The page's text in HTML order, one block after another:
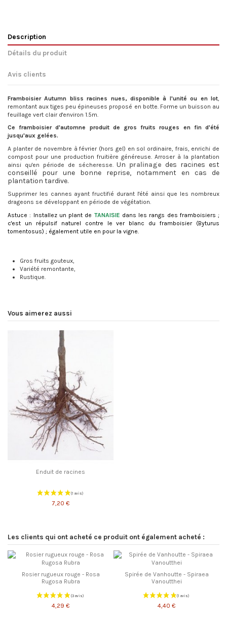
Description
Détails du produit
Avis clients
Framboisier Autumn bliss racines nues, disponible à l'unité ou en lot
remontant aux tiges peu épineuses proposé en botte. Forme un buisson au
feuillage vert clair d'environ 1.5m.
Ce framboisier d'automne produit de gros fruits rouges en fin d'été
jusqu'aux gelées.
A planter de novembre à février (hors gel) en sol ordinaire, frais, enrichi de
compost pour une production fruitière généreuse. Arroser à la plantation
ainsi qu'en période de sécheresse.Un pralinage des racines est
conseillé pour une bonne reprise, notamment en cas de
plantation tardive.
Supprimer les cannes ayant fructifié durant l'été ainsi que les nombreux
drageons se développant en période de végétation.
Astuce : Installez un plant de TANAISIE dans les rangs des framboisiers ;
c'est un répulsif naturel contre le ver blanc du framboisier (Byturus
tomentosus) ; également utile en pour la vigne.
Gros fruits gouteux,
Variété remontante,
Rustique.
Vous aimerez aussi
Enduit de racines
7,20 €
Les clients qui ont acheté ce produit ont également acheté :
Rosier rugueux rouge - Rosa
Rugosa Rubra
4,29 €
Spirée de Vanhoutte - Spiraea
Vanoutthei
4,40 €